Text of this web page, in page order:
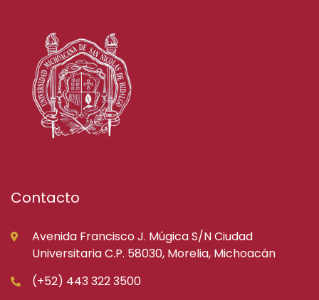
Contacto
Avenida Francisco J. Múgica S/N Ciudad
Universitaria C.P. 58030, Morelia, Michoacán
(+52) 443 322 3500